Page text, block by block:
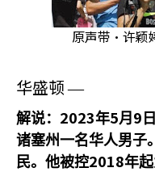
原声带·许颖
华盛顿 —
解说： 2023年5月 9
诸塞州一名华人男子
民。他被控2018年